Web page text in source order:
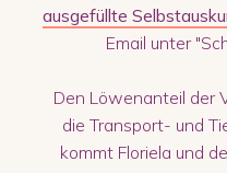
ausgefüllte
Email unter
Den Löwenanteil der
die Transport- und
kommt Floriela und